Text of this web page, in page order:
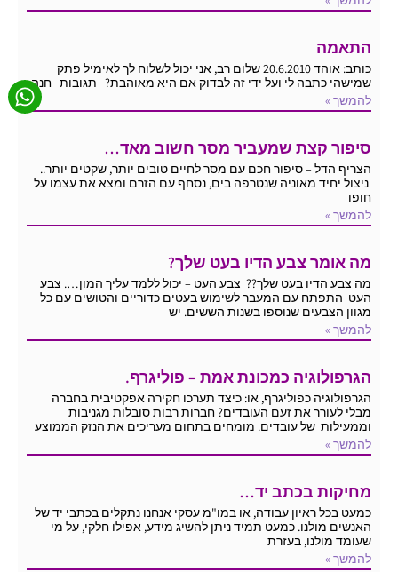
התאמה
כותב: אוהד 20.6.2010 שלום רב, אני יכול לשלוח לך לאימיל פתק
שמישהי כתבה לי ועל ידי זה לבדוק אם היא מאוהבת? תגובות חנה
להמשך »
סיפור קצת שמעביר מסר חשוב מאד…
הצריף הדל – סיפור חכם עם מסר לחיים טובים יותר, שקטים יותר..
ניצול יחיד מאוניה שנטרפה בים, נסחף עם הזרם ומצא את עצמו על
חופו
להמשך »
מה אומר צבע הדיו בעט שלך?
מה צבע הדיו בעט שלך?? צבע העט – יכול ללמד עליך המון…. צבע
העט התפתח עם המעבר לשימוש בעטים כדוריים והטושים עם כל
מגוון הצבעים שנוספו בשנות הששים. יש
להמשך »
הגרפולוגיה כמכונת אמת – פוליגרף.
הגרפולוגיה כפוליגרף, או: כיצד תערכו חקירה אפקטיבית בחברה
מבלי לעורר את זעם העובדים? חברות רבות סובלות מגניבות
וממעילות של עובדים. מומחים בתחום מעריכים את הנזק הממוצע
להמשך »
מחיקות בכתב יד…
כמעט בכל ראיון עבודה, או במו"מ עסקי אנחנו נתקלים בכתבי יד של
האנשים מולנו. כמעט תמיד ניתן להשיג מידע, אפילו חלקי, על מי
שעומד מולנו, בעזרת
להמשך »